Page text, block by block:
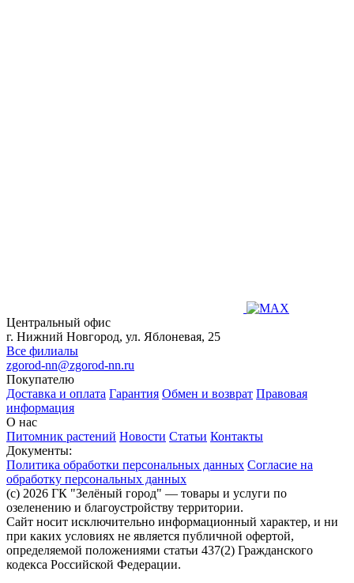
Центральный офис
г. Нижний Новгород, ул. Яблоневая, 25
Все филиалы
zgorod-nn@zgorod-nn.ru
Покупателю
Доставка и оплата Гарантия Обмен и возврат Правовая
информация
О нас
Питомник растений Новости Статьи Контакты
Документы:
Политика обработки персональных данных Согласие на
обработку персональных данных
(c) 2026 ГК "Зелёный город" — товары и услуги по
озеленению и благоустройству территории.
Сайт носит исключительно информационный характер, и ни
при каких условиях не является публичной офертой,
определяемой положениями статьи 437(2) Гражданского
кодекса Российской Федерации.